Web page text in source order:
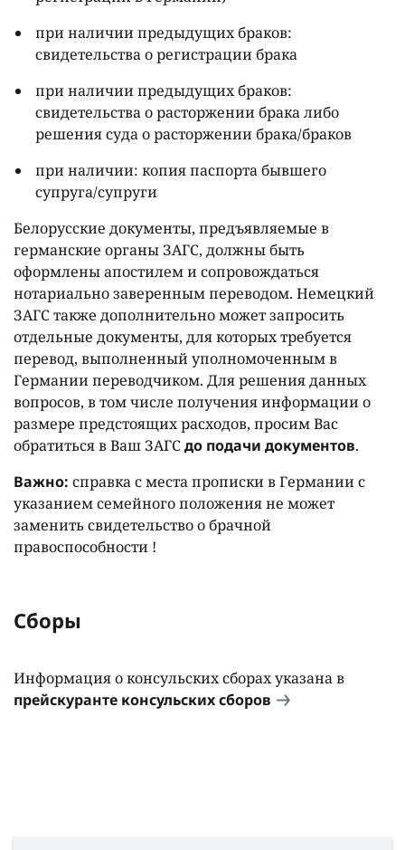
при наличии предыдущих браков:
свидетельства о регистрации брака
при наличии предыдущих браков:
свидетельства о расторжении брака либо
решения суда о расторжении брака/браков
при наличии: копия паспорта бывшего
супруга/супруги
Белорусские документы, предъявляемые в
германские органы ЗАГС, должны быть
оформлены апостилем и сопровождаться
нотариально заверенным переводом. Немецкий
ЗАГС также дополнительно может запросить
отдельные документы, для которых требуется
перевод, выполненный уполномоченным в
Германии переводчиком. Для решения данных
вопросов, в том числе получения информации о
размере предстоящих расходов, просим Вас
обратиться в Ваш ЗАГСдо подачи документов.
Важно: справка с места прописки в Германии с
указанием семейного положения не может
заменить свидетельство о брачной
правоспособности !
Сборы
Информация о консульских сборах указана в
прейскуранте консульских сборов